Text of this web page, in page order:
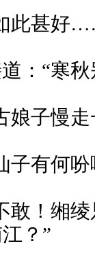
此甚好
：“寒秋
子慢走
有何吩
！缃
？”